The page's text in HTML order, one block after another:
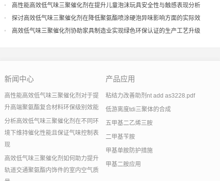
导
高性能高效低气味三聚催化剂在提升儿童泡沫玩具安全性与触感表现分析
探讨高效低气味三聚催化剂在降低聚氨酯喷涂硬泡异味影响方面的实际效
果
高效低气味三聚催化剂协助家具制造业实现绿色环保认证的生产工艺升级
新闻中心
高性能高效低气味三聚催化剂对于提
升高端聚氨酯复合材料环保级别效能
分析高效低气味三聚催化剂在不同环
境下维持催化性能且保证气味控制表
现
高效低气味三聚催化剂如何助力提升
轨道交通聚氨酯内饰件的室内空气质
产品应用
粘结力改善助剂nt add as3228.pdf
低游离度tdi三聚体的合成
五甲基二乙烯三胺
二甲基苄胺
甲基单胺防护措施
甲基二胺应用